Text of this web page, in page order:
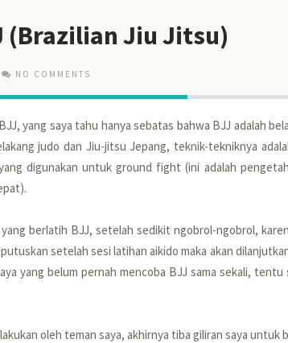
Jiu Jitsu)
NO COMMENTS
yang saya tahu hanya sebatas bahwa BJJ adalah
judo dan Jiu-jitsu Jepang, teknik-tekniknya
digunakan untuk ground fight (ini adalah
berlatih BJJ, setelah sedikit ngobrol-ngobrol,
setelah sesi latihan aikido maka akan
yang belum pernah mencoba BJJ sama sekali, tentu
oleh teman saya, akhirnya tiba giliran saya untuk